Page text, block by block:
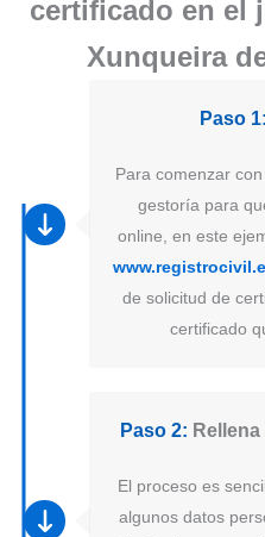
certificado en el
Xunqueira
Paso 1:
Para comenzar
gestoría para
online, en este
de solicitud de
certificado
Paso 2:
El proceso es
algunos datos